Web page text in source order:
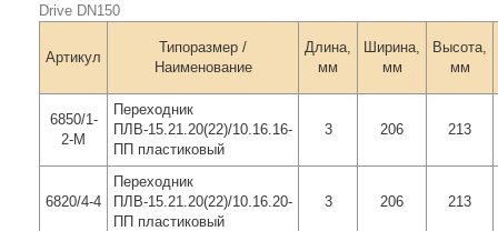
Drive DN150
Артикул
Типоразмер /
Наименование
Длина,
мм
Ширина,
мм
Высота,
мм
6850/1-
2-М
Переходник
ПЛВ-15.21.20(22)/10.16.16-
ПП пластиковый
3 206 213
6820/4-4
Переходник
ПЛВ-15.21.20(22)/10.16.20-
ПП пластиковый
3 206 213